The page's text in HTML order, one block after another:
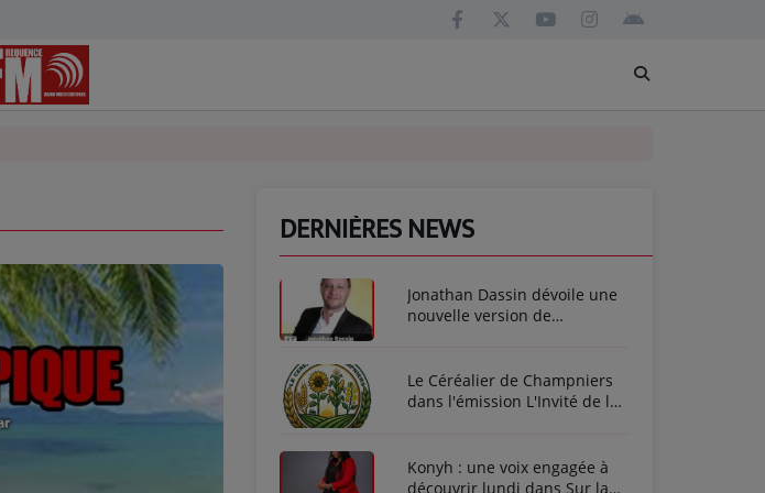
DERNIÈRES NEWS
Jonathan Dassin dévoile une
nouvelle version de
Le Céréalier de Champniers
dans l'émission L'Invité de la
Konyh : une voix engagée à
découvrir lundi dans Sur la